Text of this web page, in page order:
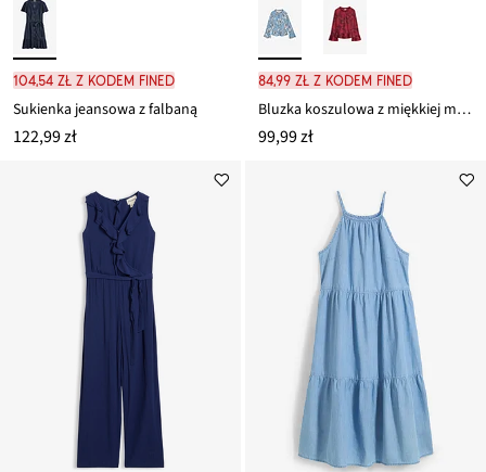
104,54 zł z kodem FINED
Sukienka jeansowa z falbaną
122,99 zł
84,99 zł z kodem FINED
Bluzka koszulowa z miękkiej mieszanki modalu
99,99 zł